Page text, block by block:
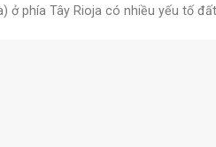
ở phía Tây Rioja có nhiều yếu tố